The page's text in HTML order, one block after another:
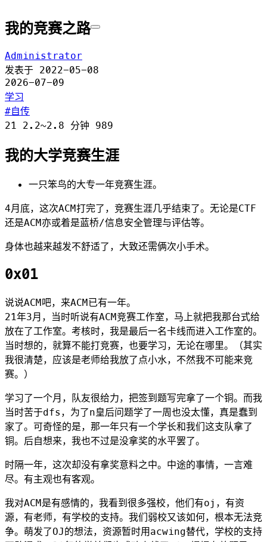
我的竞赛之路
Administrator
发表于 2022-05-08
2026-07-09
学习
自传
21 2.2~2.8 分钟 989
我的大学竞赛生涯
一只笨鸟的大专一年竞赛生涯。
4月底，这次ACM打完了，竞赛生涯几乎结束了。无论是CTF
还是ACM亦或着是蓝桥/信息安全管理与评估等。
身体也越来越发不舒适了，大致还需俩次小手术。
0x01
说说ACM吧，来ACM已有一年。
21年3月，当时听说有ACM竞赛工作室，马上就把我那台式给
放在了工作室。考核时，我是最后一名卡线而进入工作室的。
当时想的，就算不能打竞赛，也要学习，无论在哪里。（其实
我很清楚，应该是老师给我放了点小水，不然我不可能来竞
赛。）
学习了一个月，队友很给力，把签到题写完拿了一个铜。而我
当时苦于dfs，为了n皇后问题学了一周也没太懂，真是蠢到
家了。可奇怪的是，那一年只有一个学长和我们这支队拿了
铜。后自想来，我也不过是没拿奖的水平罢了。
时隔一年，这次却没有拿奖意料之中。中途的事情，一言难
尽。有主观也有客观。
我对ACM是有感情的，我看到很多强校，他们有oj，有资
源，有老师，有学校的支持。我们弱校又该如何，根本无法竞
争。萌发了OJ的想法，资源暂时用acwing替代，学校的支持